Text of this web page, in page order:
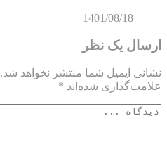
1401/08/18
ارسال یک نظر
نشانی ایمیل شما منتشر نخواهد شد.
علامت‌گذاری شده‌اند *